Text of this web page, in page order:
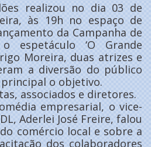
realizou no dia 03 de
às 19h no espaço de
da Campanha de
espetáculo ‘O Grande
Moreira, duas atrizes e
a diversão do público
o objetivo.
associados e diretores.
empresarial, o vice-
Aderlei José Freire, falou
comércio local e sobre a
dos colaboradores